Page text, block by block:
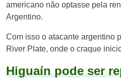
americano não optasse pela
Argentino.
Com isso o atacante argentino
River Plate, onde o craque
Higuaín pode ser